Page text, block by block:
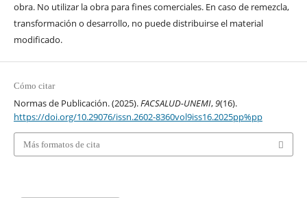
obra. No utilizar la obra para fines comerciales. En caso de remezcla,
transformación o desarrollo, no puede distribuirse el material
modificado.
Cómo citar
Normas de Publicación. (2025).FACSALUD-UNEMI,9(16).
https://doi.org/10.29076/issn.2602-8360vol9iss16.2025pp%pp
Más formatos de cita